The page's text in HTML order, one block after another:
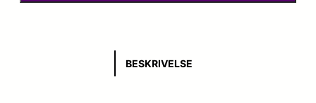
s
BESKRIVELSE